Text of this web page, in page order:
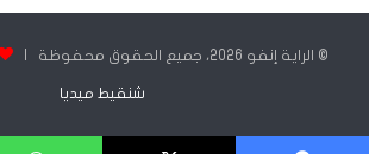
© الراية إنفو 2026، جميع الحقوق محفوظة |
شنقيط ميديا